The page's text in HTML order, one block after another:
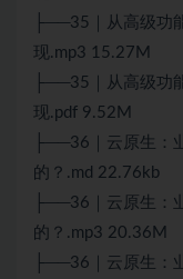
├──35｜从高级功
现.mp3 15.27M
├──35｜从高级功
现.pdf 9.52M
├──36｜
云原生
的？.md 22.76kb
├──36｜云原生：
的？.mp3 20.36M
├──36｜云原生：